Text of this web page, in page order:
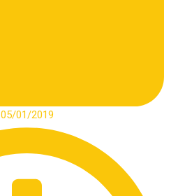
05/01/2019